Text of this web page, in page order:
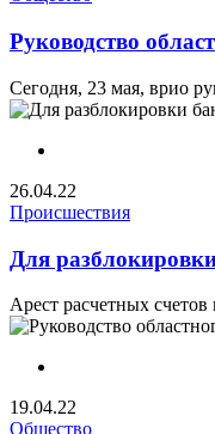
Руководство
Сегодня, 23 мая, врио
26.04.22
Происшествия
Для
Арест расчетных
19.04.22
Общество